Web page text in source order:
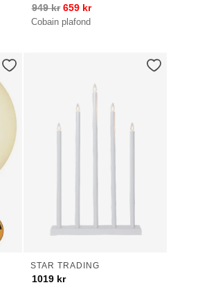
Cobain plafond
949kr 659 kr
STAR TRADING
1019 kr